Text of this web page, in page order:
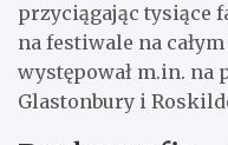
przyciągając tysiące
na festiwale na
występował m.in.
Glastonbury i